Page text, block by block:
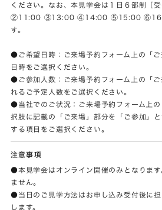
ください。なお、本見学会は１日６部制［
②11:00 ③13:00 ④14:00 ⑤15:00
す。
●ご希望日時：ご来場予約フォーム上の「
日時をご選択ください。
●ご参加人数：ご来場予約フォーム上の「ご
れるご予定人数をご選択ください。
●当社でのご状況：ご来場予約フォーム上
択肢に記載の「ご来場」部分を「ご参加」
する項目をご選択ください。
注意事項
●本見学会はオンライン開催のみとなりま
ません。
●当日のご見学方法はお申し込み受付後に
します。